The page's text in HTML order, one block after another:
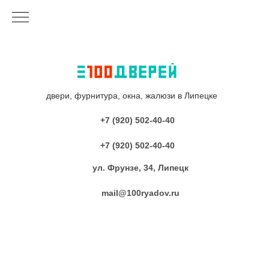
двери, фурнитура, окна, жалюзи в Липецке
+7 (920) 502-40-40
+7 (920) 502-40-40
ул. Фрунзе, 34, Липецк
mail@100ryadov.ru